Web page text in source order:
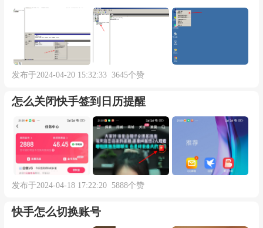
发布于2024-04-20 15:32:33 3645个赞
怎么关闭快手签到日历提醒
发布于2024-04-18 17:22:20 5888个赞
快手怎么切换账号